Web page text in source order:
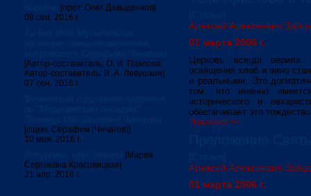
[прот. Олег Давыденков]
09 сен. 2016 г.
[Автор-составитель: О. И. Павлова;
Автор-составитель: В. А. Левушкин]
07 сен. 2016 г.
[сщмч. Серафим (Чичагов)]
10 мая. 2016 г.
[Мария
Сергеевна Красовицкая]
21 апр. 2016 г.
Алексей Алексеевич
01 марта 2006 г.
Церковь всегда верила
освящения хлеб и вино
и реальными. Это
том, что именно
исторического и
обеспечивает это
Подробнее >>
Алексей Алексеевич
01 марта 2006 г.